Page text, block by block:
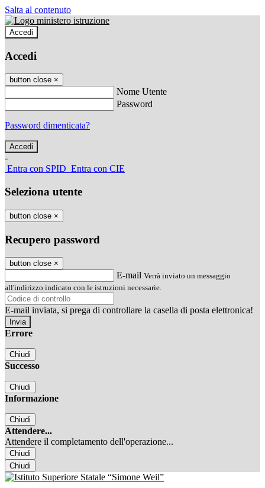
Salta al contenuto
Accedi
Accedi
button close ×
Nome Utente
Password
Password dimenticata?
-
Entra con SPID Entra con CIE
Seleziona utente
button close ×
Recupero password
button close ×
E-mail Verrà inviato un messaggio
all'indirizzo indicato con le istruzioni necessarie.
E-mail inviata, si prega di controllare la casella di posta elettronica!
Errore
Chiudi
Successo
Chiudi
Informazione
Chiudi
Attendere...
Attendere il completamento dell'operazione...
Chiudi
Chiudi